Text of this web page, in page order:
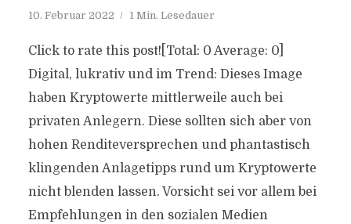
10. Februar 2022 1 Min. Lesedauer
Click to rate this post![Total: 0 Average: 0]
Digital, lukrativ und im Trend: Dieses Image
haben Kryptowerte mittlerweile auch bei
privaten Anlegern. Diese sollten sich aber von
hohen Renditeversprechen und phantastisch
klingenden Anlagetipps rund um Kryptowerte
nicht blenden lassen. Vorsicht sei vor allem bei
Empfehlungen in den sozialen Medien